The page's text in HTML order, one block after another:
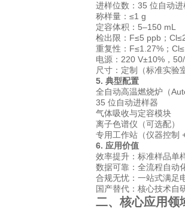
进样位数：35 位自动进
称样量：≤1 g
定容体积：5–150 mL
检出限：F≤5 ppb；
重复性：F≤1.27%；
电源：220 V±10%，
尺寸：定制（标准实验
5. 典型配置
全自动高温燃烧炉（
35 位自动进样器
气体吸收与定容模块
离子色谱仪（可选配）
专用工作站（仪器控制
6. 应用价值
效率提升 ：标准样品
数据可靠 ：全流程自动
合规无忧 ：一站式满
国产替代 ：核心技术自
二、核心应用领